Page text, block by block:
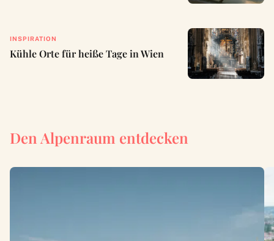
INSPIRATION
Kühle Orte für heiße Tage in Wien
Den Alpenraum entdecken